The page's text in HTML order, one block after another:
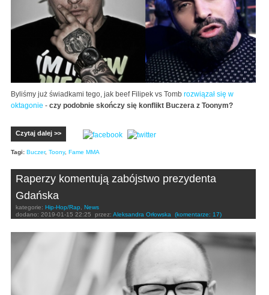
Byliśmy już świadkami tego, jak beef Filipek vs Tomb rozwiązał się w
oktagonie - czy podobnie skończy się konflikt Buczera z Toonym?
Czytaj dalej >>
Tagi: Buczer, Toony, Fame MMA
Raperzy komentują zabójstwo prezydenta
Gdańska
kategorie: Hip-Hop/Rap
News
dodano: 2019-01-15 22:25 przez: Aleksandra Orłowska (komentarze: 17)